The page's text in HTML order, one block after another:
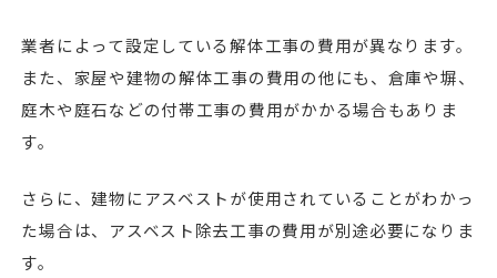
業者によって設定している解体工事の費用が異なります。
また、家屋や建物の解体工事の費用の他にも、倉庫や塀、
庭木や庭石などの付帯工事の費用がかかる場合もありま
す。
さらに、建物にアスベストが使用されていることがわかっ
た場合は、アスベスト除去工事の費用が別途必要になりま
す。